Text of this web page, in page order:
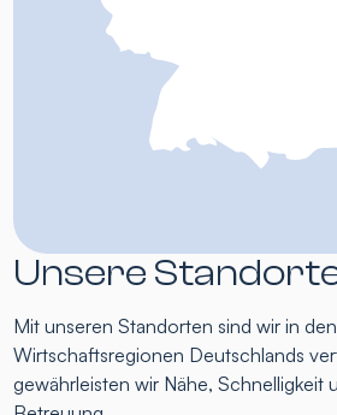
Unsere
Mit unseren Standorten sind wir in
Wirtschaftsregionen Deutschlands
gewährleisten wir Nähe, Schnelligkeit